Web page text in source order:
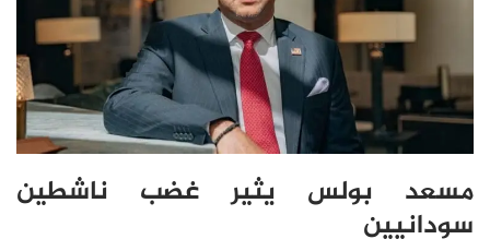
مسعد بولس يثير غضب ناشطين
سودانيين